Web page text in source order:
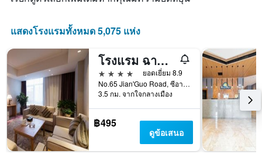
แสดงโรงแรมทั้งหมด 5,075 แห่ง
โรงแรม ฉานชี หยงคุน
4 ดาว
ยอดเยี่ยม 8.9
No.65 Jian'Guo Road, ซีอาน, จีน
3.5 กม. จากใจกลางเมือง
฿495
ดูข้อเสนอ